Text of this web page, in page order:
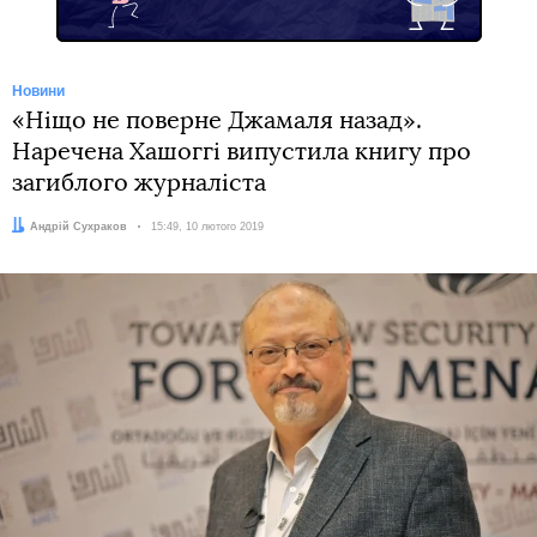
Новини
«Ніщо не поверне Джамаля назад».
Наречена Хашоггі випустила книгу про
загиблого журналіста
Автор:
Андрій Сухраков Дата:
15:49, 10 лютого 2019